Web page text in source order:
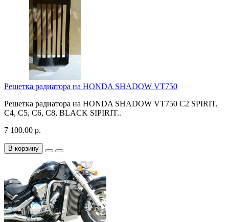
Решетка радиатора на HONDA SHADOW VT750
Решетка радиатора на HONDA SHADOW VT750 C2 SPIRIT,
C4, C5, C6, C8, BLACK SIPIRIT..
7 100.00 р.
В корзину